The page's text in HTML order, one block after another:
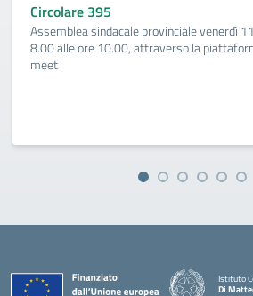
Circolare 395
Assemblea sindacale provinciale venerdì
8.00 alle ore 10.00, attraverso la
meet
Istituto
Di